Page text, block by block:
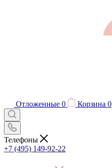
Отложенные 0 Корзина 0
Телефоны
+7 (495) 149-92-22